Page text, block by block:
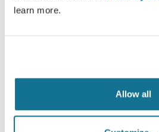
learn more.
Allow all